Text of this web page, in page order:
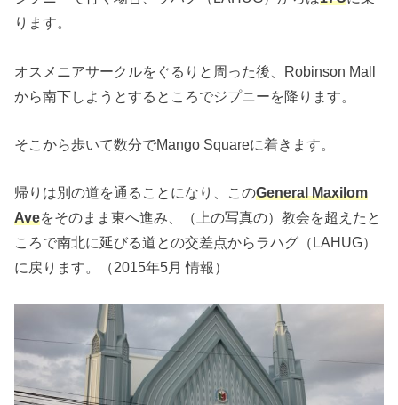
ります。
オスメニアサークルをぐるりと周った後、Robinson Mall
から南下しようとするところでジプニーを降ります。
そこから歩いて数分でMango Squareに着きます。
帰りは別の道を通ることになり、このGeneral Maxilom
Aveをそのまま東へ進み、（上の写真の）教会を超えたと
ころで南北に延びる道との交差点からラハグ（LAHUG）
に戻ります。（2015年5月 情報）